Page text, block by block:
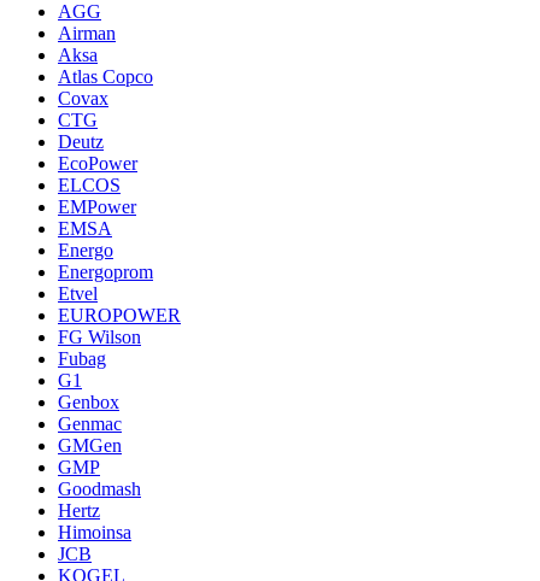
AGG
Airman
Aksa
Atlas Copco
Covax
CTG
Deutz
EcoPower
ELCOS
EMPower
EMSA
Energo
Energoprom
Etvel
EUROPOWER
FG Wilson
Fubag
G1
Genbox
Genmac
GMGen
GMP
Goodmash
Hertz
Himoinsa
JCB
KOGEL